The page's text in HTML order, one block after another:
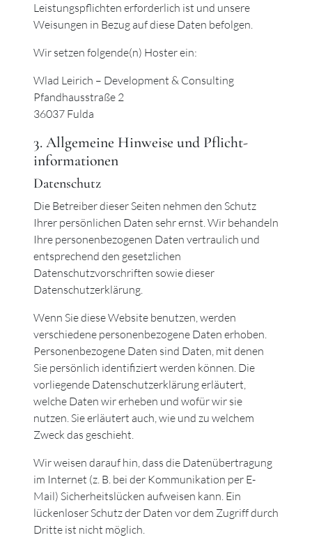
Leistungspflichten erforderlich ist und unsere
Weisungen in Bezug auf diese Daten befolgen.
Wir setzen folgende(n) Hoster ein:
Wlad Leirich – Development & Consulting
Pfandhausstraße 2
36037 Fulda
3. Allgemeine Hinweise und Pflicht­
informationen
Datenschutz
Die Betreiber dieser Seiten nehmen den Schutz
Ihrer persönlichen Daten sehr ernst. Wir behandeln
Ihre personenbezogenen Daten vertraulich und
entsprechend den gesetzlichen
Datenschutzvorschriften sowie dieser
Datenschutzerklärung.
Wenn Sie diese Website benutzen, werden
verschiedene personenbezogene Daten erhoben.
Personenbezogene Daten sind Daten, mit denen
Sie persönlich identifiziert werden können. Die
vorliegende Datenschutzerklärung erläutert,
welche Daten wir erheben und wofür wir sie
nutzen. Sie erläutert auch, wie und zu welchem
Zweck das geschieht.
Wir weisen darauf hin, dass die Datenübertragung
im Internet (z. B. bei der Kommunikation per E-
Mail) Sicherheitslücken aufweisen kann. Ein
lückenloser Schutz der Daten vor dem Zugriff durch
Dritte ist nicht möglich.